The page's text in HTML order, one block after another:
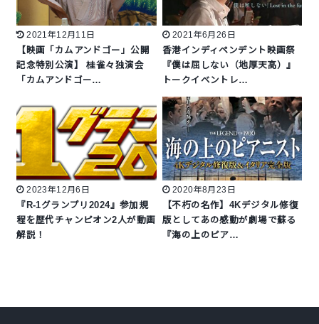
2021年12月11日
【映画「カムアンドゴー」公開
記念特別公演】 桂雀々独演会
「カムアンドゴー…
2021年6月26日
香港インディペンデント映画祭
『僕は屈しない（地厚天高）』
トークイベントレ…
2023年12月6日
『R-1グランプリ2024』参加規
程を歴代チャンピオン2人が動画
解説！
2020年8月23日
【不朽の名作】4Kデジタル修復
版としてあの感動が劇場で蘇る
『海の上のピア…